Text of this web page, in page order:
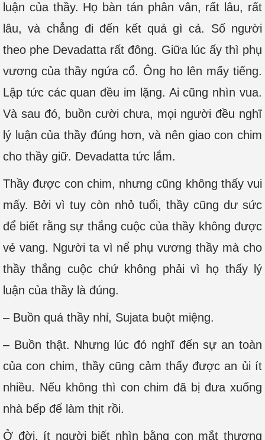
luận của thầy. Họ bàn tán phân vân, rất lâu, rất
lâu, và chẳng đi đến kết quả gì cả. Số người
theo phe Devadatta rất đông. Giữa lúc ấy thì phụ
vương của thầy ngứa cổ. Ông ho lên mấy tiếng.
Lập tức các quan đều im lặng. Ai cũng nhìn vua.
Và sau đó, buồn cười chưa, mọi người đều nghĩ
lý luận của thầy đúng hơn, và nên giao con chim
cho thầy giữ. Devadatta tức lắm.
Thầy được con chim, nhưng cũng không thấy vui
mấy. Bởi vì tuy còn nhỏ tuổi, thầy cũng dư sức
để biết rằng sự thắng cuộc của thầy không được
vẻ vang. Người ta vì nể phụ vương thầy mà cho
thầy thắng cuộc chứ không phải vì họ thấy lý
luận của thầy là đúng.
– Buồn quá thầy nhỉ, Sujata buột miệng.
– Buồn thật. Nhưng lúc đó nghĩ đến sự an toàn
của con chim, thầy cũng cảm thấy được an ủi ít
nhiều. Nếu không thì con chim đã bị đưa xuống
nhà bếp để làm thịt rồi.
Ở đời, ít người biết nhìn bằng con mắt thương